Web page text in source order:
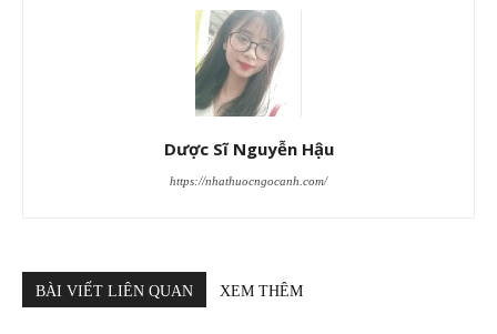
Dược Sĩ Nguyễn Hậu
https://nhathuocngocanh.com/
BÀI VIẾT LIÊN QUAN XEM THÊM